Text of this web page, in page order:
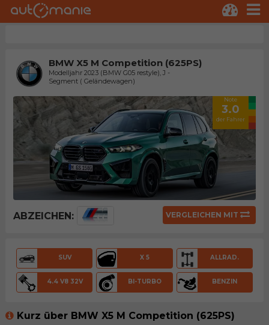
BMW X5 M Competition (625PS)
Modelljahr 2023 (BMW G05 restyle), J -
Segment ( Geländewagen)
Note
3.0
der Fahrer
ABZEICHEN: VERGLEICHEN MIT
SUV X 5 ALLRAD.
4.4 V8 32V BI-TURBO BENZIN
Kurz über BMW X5 M Competition (625PS)